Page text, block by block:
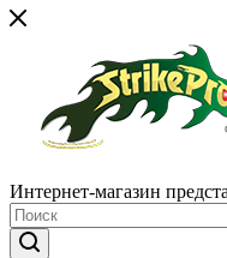
Интернет-магазин